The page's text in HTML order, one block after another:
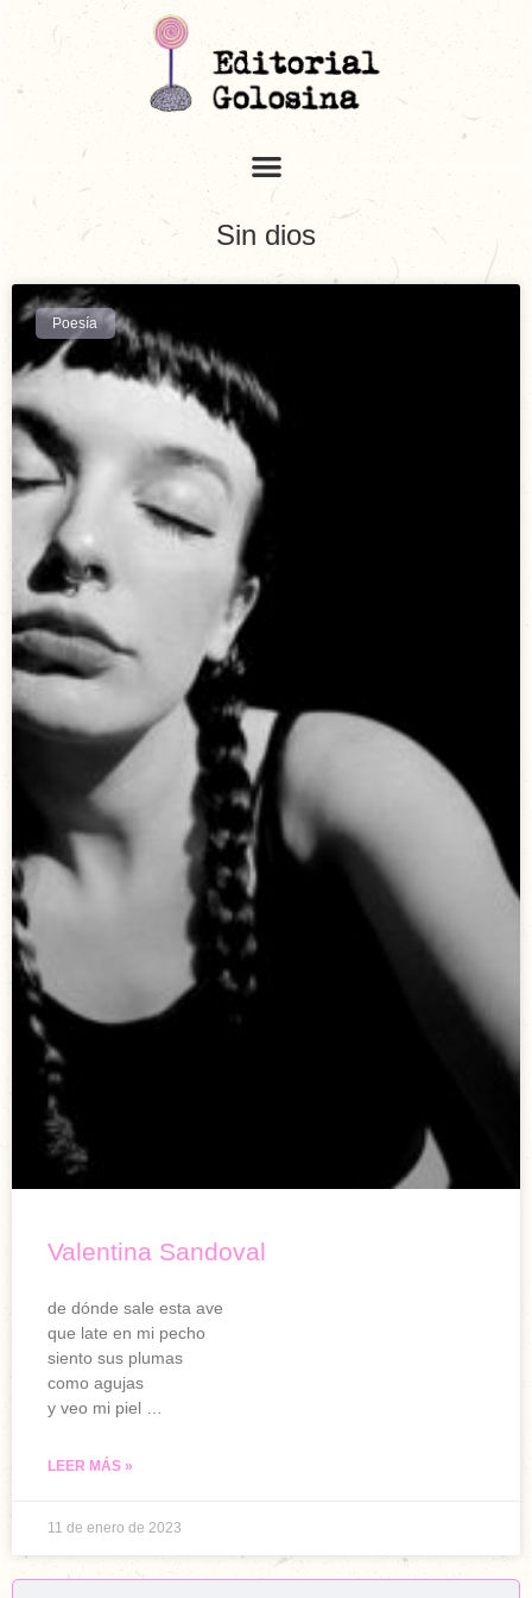
Sin dios
Poesía
Valentina Sandoval
de dónde sale esta ave
que late en mi pecho
siento sus plumas
como agujas
y veo mi piel …
LEER MÁS »
11 de enero de 2023